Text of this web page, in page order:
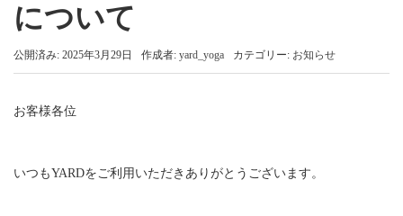
について
公開済み: 2025年3月29日 作成者: yard_yoga カテゴリー: お知らせ
お客様各位
いつもYARDをご利用いただきありがとうございます。